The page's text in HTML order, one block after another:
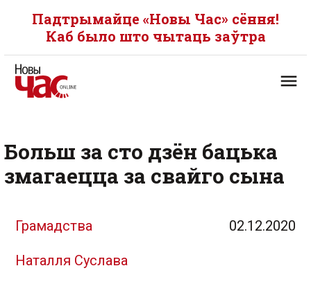
Падтрымайце «Новы Час» сёння!
Каб было што чытаць заўтра
Больш за сто дзён бацька
змагаецца за свайго сына
Грамадства 02.12.2020
Наталля Суслава